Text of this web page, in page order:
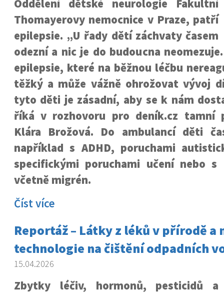
Oddělení dětské neurologie Fakultní
Thomayerovy nemocnice v Praze, patří
epilepsie. „U řady dětí záchvaty časem
odezní a nic je do budoucna
epilepsie, které na běžnou léčbu
těžký a může vážně ohrožovat vývoj
tyto děti je zásadní, aby se k nám
říká v rozhovoru pro deník.cz tamní
Klára Brožová. Do ambulancí děti
například s ADHD, poruchami
specifickými poruchami učení nebo s
včetně migrén.
Číst více
Reportáž – Látky z léků v přírodě a
technologie na čištění odpadních
15.04.2026
Zbytky léčiv, hormonů, pesticidů a